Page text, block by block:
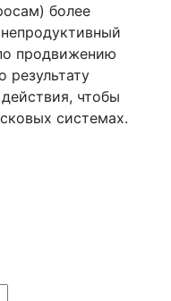
более
продвижению
результату
чтобы
системах.